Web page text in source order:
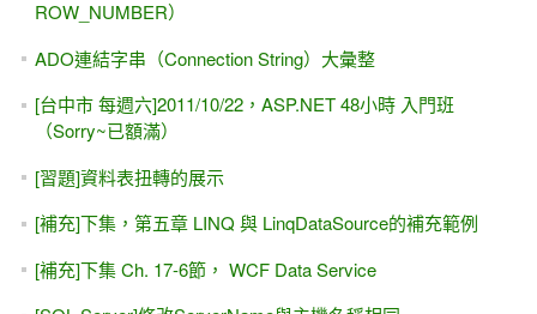
遠距教學 -- 板書？...... 寫字、塗鴉、畫圖，傳統教室的「黑
上課軟體之安裝與下載 -- Visual Studio & SQL Server
(Express)
[簡體中文 / 原文書] ASP.NET 4.5數據庫入門經典 & C# 敏捷
開發實踐
[YouTube影片] 我的 GridView有「新增」功能
SQL Server 2016 (Express) 安裝 - Management Studio 管理